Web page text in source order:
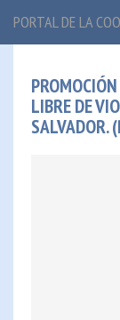
PORTAL DE LA
LIBRE DE
SALVADOR.